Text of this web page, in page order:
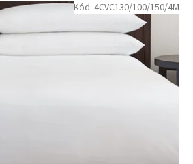
Kód: 4CVC130/100/150/4M